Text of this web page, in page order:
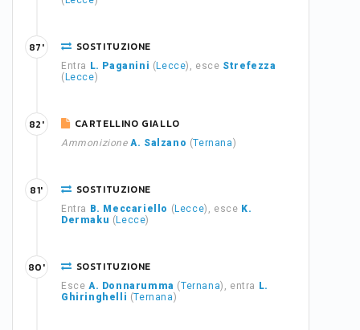
SOSTITUZIONE
Entra L. Paganini ( Lecce), esce Strefezza
( Lecce)
87'
CARTELLINO GIALLO
Ammonizione A. Salzano (Ternana)
82'
SOSTITUZIONE
Entra B. Meccariello ( Lecce), esce K.
Dermaku ( Lecce)
81'
SOSTITUZIONE
Esce A. Donnarumma (Ternana), entra
L.
Ghiringhelli (Ternana)
80'